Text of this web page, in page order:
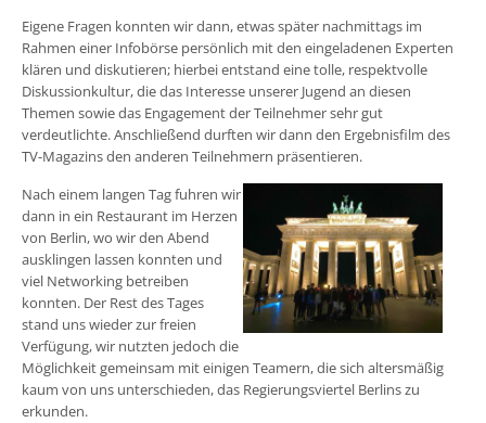
Eigene Fragen konnten wir dann, etwas später nachmittags im
Rahmen einer Infobörse persönlich mit den eingeladenen Experten
klären und diskutieren; hierbei entstand eine tolle, respektvolle
Diskussionkultur, die das Interesse unserer Jugend an diesen
Themen sowie das Engagement der Teilnehmer sehr gut
verdeutlichte. Anschließend durften wir dann den Ergebnisfilm des
TV-Magazins den anderen Teilnehmern präsentieren.
Nach einem langen Tag fuhren wir
dann in ein Restaurant im Herzen
von Berlin, wo wir den Abend
ausklingen lassen konnten und
viel Networking betreiben
konnten. Der Rest des Tages
stand uns wieder zur freien
Verfügung, wir nutzten jedoch die
Möglichkeit gemeinsam mit einigen Teamern, die sich altersmäßig
kaum von uns unterschieden, das Regierungsviertel Berlins zu
erkunden.